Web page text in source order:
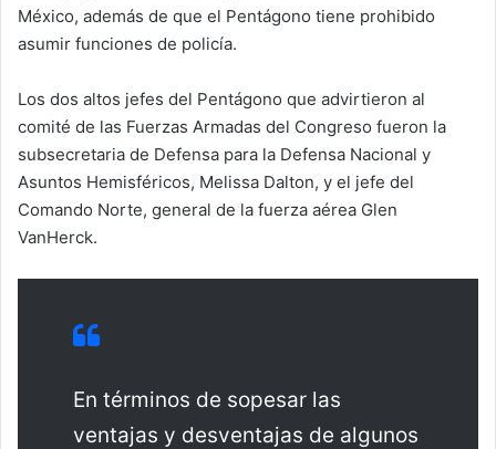
México, además de que el Pentágono tiene prohibido
asumir funciones de policía.
Los dos altos jefes del Pentágono que advirtieron al
comité de las Fuerzas Armadas del Congreso fueron la
subsecretaria de Defensa para la Defensa Nacional y
Asuntos Hemisféricos, Melissa Dalton, y el jefe del
Comando Norte, general de la fuerza aérea Glen
VanHerck.
En términos de sopesar las
ventajas y desventajas de algunos